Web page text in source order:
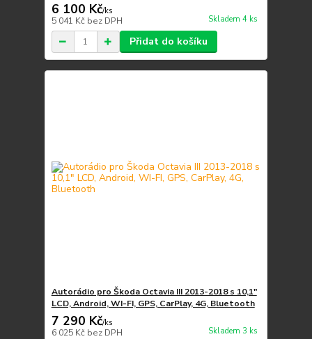
6 100 Kč/ks
5 041 Kč bez DPH Skladem 4 ks
Přidat do košíku
Autorádio pro Škoda Octavia III 2013-2018 s 10,1"
LCD, Android, WI-FI, GPS, CarPlay, 4G, Bluetooth
7 290 Kč/ks
6 025 Kč bez DPH Skladem 3 ks